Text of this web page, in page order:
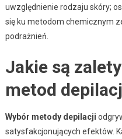
uwzględnienie rodzaju skóry;
się ku metodom chemicznym
podrażnień.
Jakie są
metod
Wybór metody depilacji
satysfakcjonujących efektów.